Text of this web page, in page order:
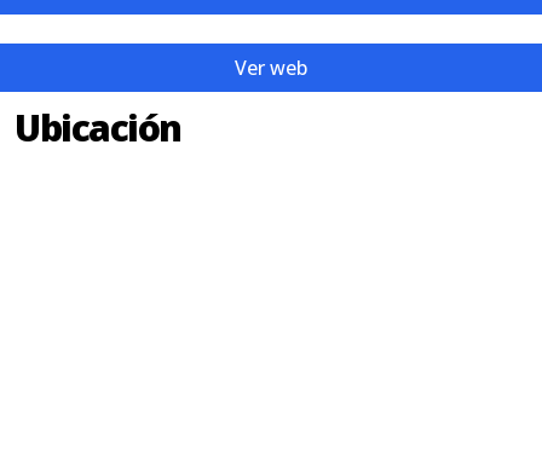
Ver web
Ubicación